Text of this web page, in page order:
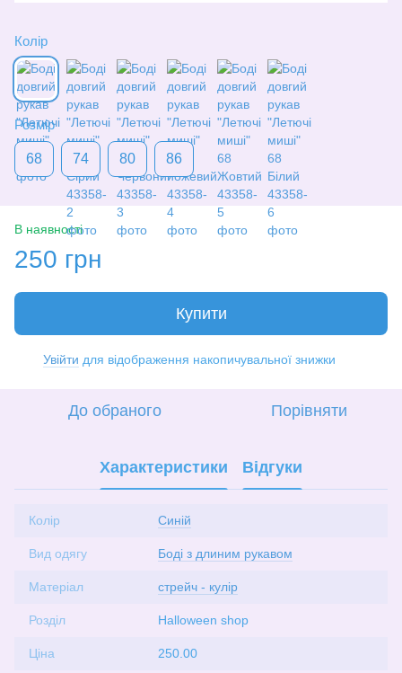
Колір
Розмір
68 74 80 86
В наявності
250 грн
Купити
Увійти для відображення накопичувальної знижки
До обраного Порівняти
Характеристики Відгуки
Колір Синій
Вид одягу Боді з длиним рукавом
Матеріал стрейч - кулір
Розділ Halloween shop
Ціна 250.00